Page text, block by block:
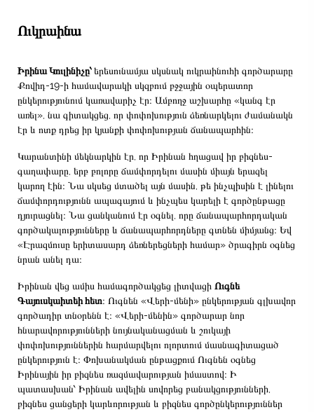
Ուկրաինա
Իրինա Կուլինիչը՝երեսունամյա սկսնակ ուկրաինուհի գործարարը
Քովիդ-19-ի համավարակի սկզբում բջջային օպերատոր
ընկերությունում կառավարիչ էր։ Ամբողջ աշխարհը «կանգ էր
առել», նա գիտակցեց, որ փոփոխություն ձեռնարկելու ժամանակն
էր և ոտք դրեց իր կյանքի փոփոխության ճանապարհին։
Կարանտինի մեկնարկին էր, որ Իրինան հղացավ իր բիզնես-
գաղափարը, երբ բոլորը ճամփորդելու մասին միայն երազել
կարող էին։ Նա սկսեց մտածել այն մասին, թե ինչպիսին է լինելու
ճամփորդությունն ապագայում և ինչպես կարելի է գործընթացը
դյուրացնել։ Նա ցանկանում էր օգնել, որը ճանապարհորդական
գործակալությունները և ճանապարհորդները գտնեն միմյանց։ Եվ
«Էրազմուսը երիտասարդ ձեռներեցների համար» ծրագիրն օգնեց
նրան անել դա։
Իրինան վեց ամիս համագործակցեց լիտվացի Ուգնե
Գայուսկաիտեի հետ։ Ուգնեն «Վերի-մենի» ընկերության գլխավոր
գործադիր տնօրենն է։ «Վերի-մենին» գործարար նոր
հնարավորությունների նույնականացման և շուկայի
փոփոխություններին հարմարվելու ոլորտում մասնագիտացած
ընկերություն է։ Փոխանակման ընթացքում Ուգնեն օգնեց
Իրինային իր բիզնես ռազմավարության իմաստով։ Ի
պատասխան՝ Իրինան ավելին սովորեց բանակցությունների,
բիզնես ցանցերի կարևորության և բիզնես գործընկերություններ